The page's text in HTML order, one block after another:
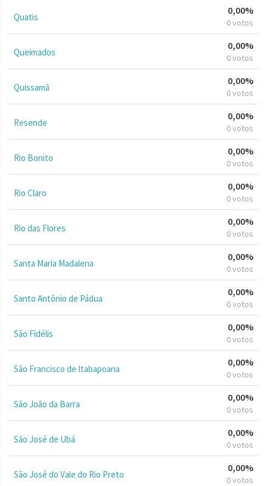
Quatis
0,00%
0 votos
Queimados
0,00%
0 votos
Quissamã
0,00%
0 votos
Resende
0,00%
0 votos
Rio Bonito
0,00%
0 votos
Rio Claro
0,00%
0 votos
Rio das Flores
0,00%
0 votos
Santa Maria Madalena
0,00%
0 votos
Santo Antônio de Pádua
0,00%
0 votos
São Fidélis
0,00%
0 votos
São Francisco de Itabapoana
0,00%
0 votos
São João da Barra
0,00%
0 votos
São José de Ubá
0,00%
0 votos
São José do Vale do Rio Preto
0,00%
0 votos